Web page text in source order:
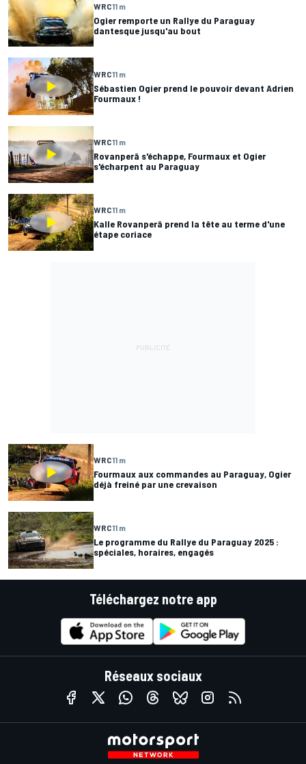
WRC11 m
Ogier remporte un Rallye du Paraguay
dantesque jusqu'au bout
WRC11 m
Sébastien Ogier prend le pouvoir devant Adrien
Fourmaux !
WRC11 m
Rovanperä s'échappe, Fourmaux et Ogier
s'écharpent au Paraguay
WRC11 m
Kalle Rovanperä prend la tête au terme d'une
étape coriace
WRC11 m
Fourmaux aux commandes au Paraguay, Ogier
déjà freiné par une crevaison
WRC11 m
Le programme du Rallye du Paraguay 2025 :
spéciales, horaires, engagés
Téléchargez notre app
Réseaux sociaux